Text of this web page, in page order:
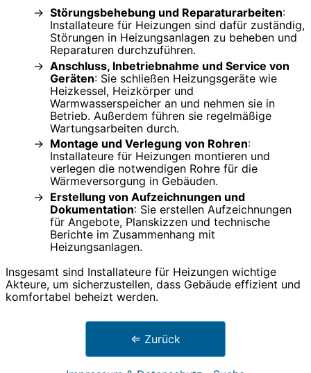
Störungsbehebung und Reparaturarbeiten:
Installateure für Heizungen sind dafür zuständig,
Störungen in Heizungsanlagen zu beheben und
Reparaturen durchzuführen.
Anschluss, Inbetriebnahme und Service von
Geräten: Sie schließen Heizungsgeräte wie
Heizkessel, Heizkörper und
Warmwasserspeicher an und nehmen sie in
Betrieb. Außerdem führen sie regelmäßige
Wartungsarbeiten durch.
Montage und Verlegung von Rohren:
Installateure für Heizungen montieren und
verlegen die notwendigen Rohre für die
Wärmeversorgung in Gebäuden.
Erstellung von Aufzeichnungen und
Dokumentation: Sie erstellen Aufzeichnungen
für Angebote, Planskizzen und technische
Berichte im Zusammenhang mit
Heizungsanlagen.
Insgesamt sind Installateure für Heizungen wichtige
Akteure, um sicherzustellen, dass Gebäude effizient und
komfortabel beheizt werden.
⇐ Zurück